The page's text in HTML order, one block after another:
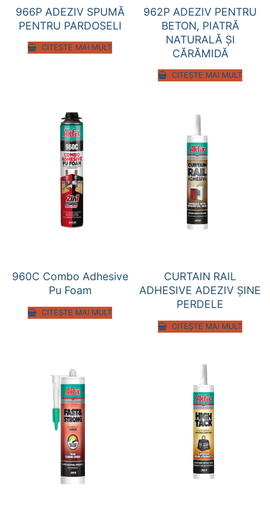
966P ADEZIV SPUMĂ
PENTRU PARDOSELI
CITEȘTE MAI MULT
962P ADEZIV PENTRU
BETON, PIATRĂ
NATURALĂ ŞI
CĂRĂMIDĂ
CITEȘTE MAI MULT
960C Combo Adhesive
Pu Foam
CITEȘTE MAI MULT
CURTAIN RAIL
ADHESIVE ADEZIV ŞINE
PERDELE
CITEȘTE MAI MULT